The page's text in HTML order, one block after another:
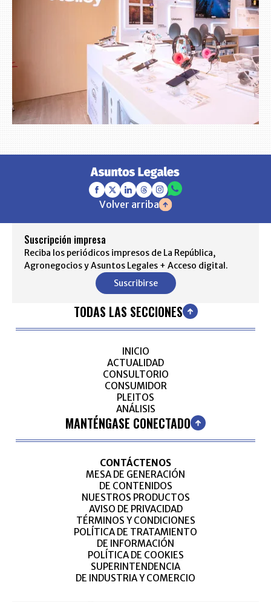
Volver arriba
Suscripción impresa
Reciba los periódicos impresos de La República,
Agronegocios y Asuntos Legales + Acceso digital.
Suscribirse
TODAS LAS SECCIONES
INICIO
ACTUALIDAD
CONSULTORIO
CONSUMIDOR
PLEITOS
ANÁLISIS
MANTÉNGASE CONECTADO
CONTÁCTENOS
MESA DE GENERACIÓN
DE CONTENIDOS
NUESTROS PRODUCTOS
AVISO DE PRIVACIDAD
TÉRMINOS Y CONDICIONES
POLÍTICA DE TRATAMIENTO
DE INFORMACIÓN
POLÍTICA DE COOKIES
SUPERINTENDENCIA
DE INDUSTRIA Y COMERCIO